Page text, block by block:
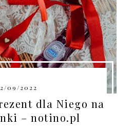
2/09/2022
dla Niego na
– notino.pl